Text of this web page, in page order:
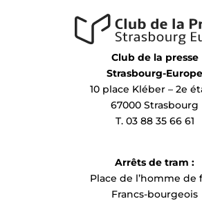
Club de la presse
Strasbourg-Europe
10 place Kléber – 2e
67000 Strasbourg
T. 03 88 35 66 61
Arrêts de tram :
Place de l’homme de
Francs-bourgeois